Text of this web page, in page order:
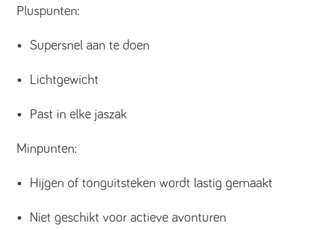
Pluspunten:
• Supersnel aan te doen
• Lichtgewicht
• Past in elke jaszak
Minpunten:
• Hijgen of tonguitsteken wordt lastig gemaakt
• Niet geschikt voor actieve avonturen